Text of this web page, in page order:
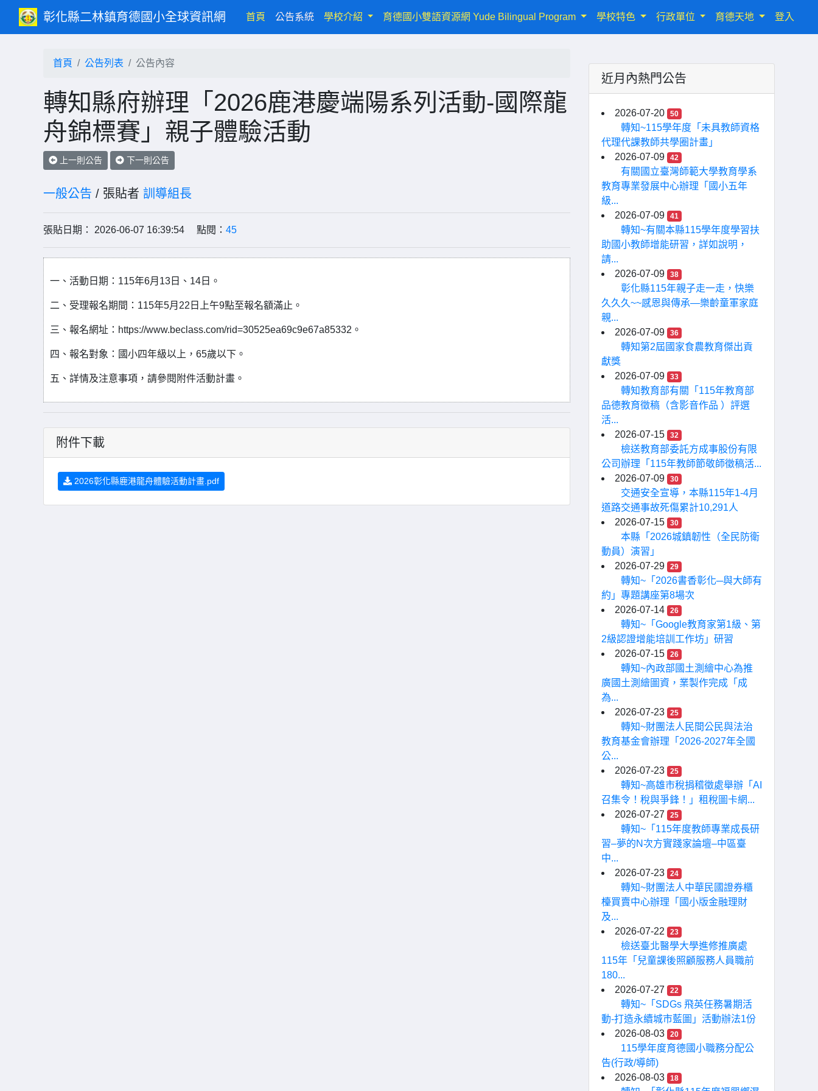
彰化縣二林鎮育德國小全球資訊網 首頁(current)
公告系統 學校介紹 育德國小雙語資源網 Yude Bilingual Program 學校特色 行政單位 育德天地 登入
首頁 公告列表 公告內容
轉知縣府辦理「2026鹿港慶端陽系列活動-國際龍
舟錦標賽」親子體驗活動
上一則公告 下一則公告
一般公告 / 張貼者 訓導組長
張貼日期： 2026-06-07 16:39:54 點閱： 45
一、活動日期：115年6月13日、14日。
二、受理報名期間：115年5月22日上午9點至報名額滿止。
三、報名網址：https://www.beclass.com/rid=30525ea69c9e67a85332。
四、報名對象：國小四年級以上，65歲以下。
五、詳情及注意事項，請參閱附件活動計畫。
附件下載
2026彰化縣鹿港龍舟體驗活動計畫.pdf
近月內熱門公告
2026-07-20 50
轉知~115學年度「未具教師資格
代理代課教師共學圈計畫」
2026-07-09
42
有關國立臺灣師範大學教育學系
教育專業發展中心辦理「國小五年
級...
2026-07-09
41
轉知~有關本縣115學年度學習扶
助國小教師增能研習，詳如說明，
請...
2026-07-09
38
彰化縣115年親子走一走，快樂
久久久~~感恩與傳承—樂齡童軍家庭
親...
2026-07-09
36
轉知第2屆國家食農教育傑出貢
獻獎
2026-07-09
33
轉知教育部有關「115年教育部
品德教育徵稿（含影音作品 ）評選
活...
2026-07-15
32
檢送教育部委託方成事股份有限
公司辦理「115年教師節敬師徵稿活...
2026-07-09
30
交通安全宣導，本縣115年1-4月
道路交通事故死傷累計10,291人
2026-07-15
30
本縣「2026城鎮韌性（全民防衛
動員）演習」
2026-07-29
29
轉知~「2026書香彰化─與大師有
約」專題講座第8場次
2026-07-14
26
轉知~「Google教育家第1級、第
2級認證增能培訓工作坊」研習
2026-07-15
26
轉知~內政部國土測繪中心為推
廣國土測繪圖資，業製作完成「成
為...
2026-07-23
25
轉知~財團法人民間公民與法治
教育基金會辦理「2026-2027年全國
公...
2026-07-23
25
轉知~高雄市稅捐稽徵處舉辦「AI
召集令！稅與爭鋒！」租稅圖卡網...
2026-07-27
25
轉知~「115年度教師專業成長研
習–夢的N次方實踐家論壇–中區臺
中...
2026-07-23
24
轉知~財團法人中華民國證券櫃
檯買賣中心辦理「國小版金融理財
及...
2026-07-22
23
檢送臺北醫學大學進修推廣處
115年「兒童課後照顧服務人員職前
180...
2026-07-27
22
轉知~「SDGs 飛英任務暑期活
動-打造永續城市藍圖」活動辦法1份
2026-08-03
20
115學年度育德國小職務分配公
告(行政/導師)
2026-08-03
18